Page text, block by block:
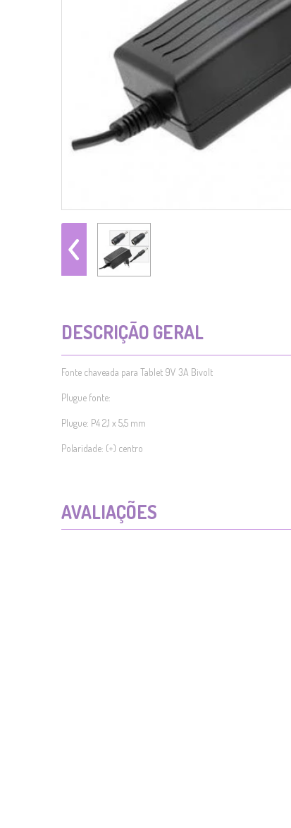
DESCRIÇÃO GERAL
Fonte chaveada para Tablet 9V 3A Bivolt
Plugue fonte:
Plugue: P4 2,1 x 5,5 mm
Polaridade: (+) centro
AVALIAÇÕES